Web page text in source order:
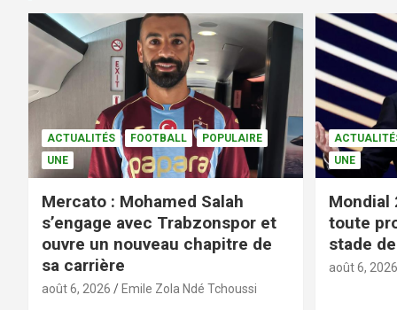
ACTUALITÉS FOOTBALL
POPULAIRE
UNE
Mercato : Mohamed Salah
s’engage avec Trabzonspor et
ouvre un nouveau chapitre de
sa carrière
août 6, 2026 Emile Zola Ndé Tchoussi
UNE
Mondial
toute
stade
août 6, 2026